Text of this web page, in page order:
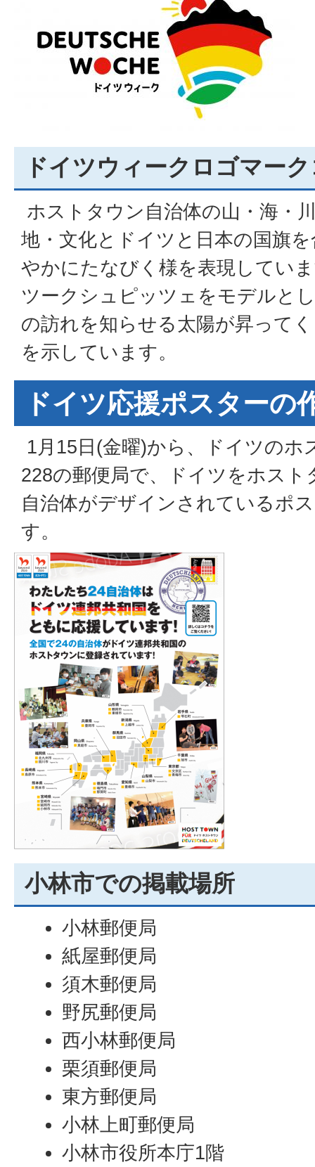
ドイツウィークロゴマー
ホストタウン自治体の山・海・
地・文化とドイツと日本の国旗
やかにたなびく様を表現してい
ツークシュピッツェをモデルと
の訪れを知らせる太陽が昇って
を示しています。
ドイツ応援ポスターの
1月15日(金曜)から、ドイツのホ
228の郵便局で、ドイツをホス
自治体がデザインされているポ
す。
小林市での掲載場所
小林郵便局
紙屋郵便局
須木郵便局
野尻郵便局
西小林郵便局
栗須郵便局
東方郵便局
小林上町郵便局
小林市役所本庁1階